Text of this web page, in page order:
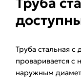
Труба стальная
проваривается с
наружным